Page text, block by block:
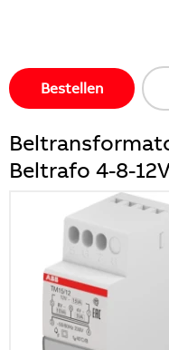
Bestellen
Beltrafo 4-8-